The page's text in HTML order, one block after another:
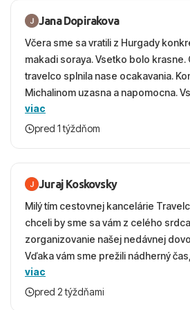
centrách miest.
Jana Dopirakova
Včera sme sa vratili z Hurgady
makadi soraya. Vsetko bolo krasne.
travelco splnila nase ocakavania.
Michalinom uzasna a napomocna.
vecernych hodinach zaco sa
krasny, cisty. Sluzby top. Strava,
viac
pred 1 týždňom
Juraj Koskovsky
Milý tím cestovnej kancelárie
chceli by sme sa vám z celého
zorganizovanie našej nedávnej
Vďaka vám sme prežili nádherný
ešte dlho s úsmevom spomínať.
absolútne hladko – od prvotného
viac
pred 2 týždňami